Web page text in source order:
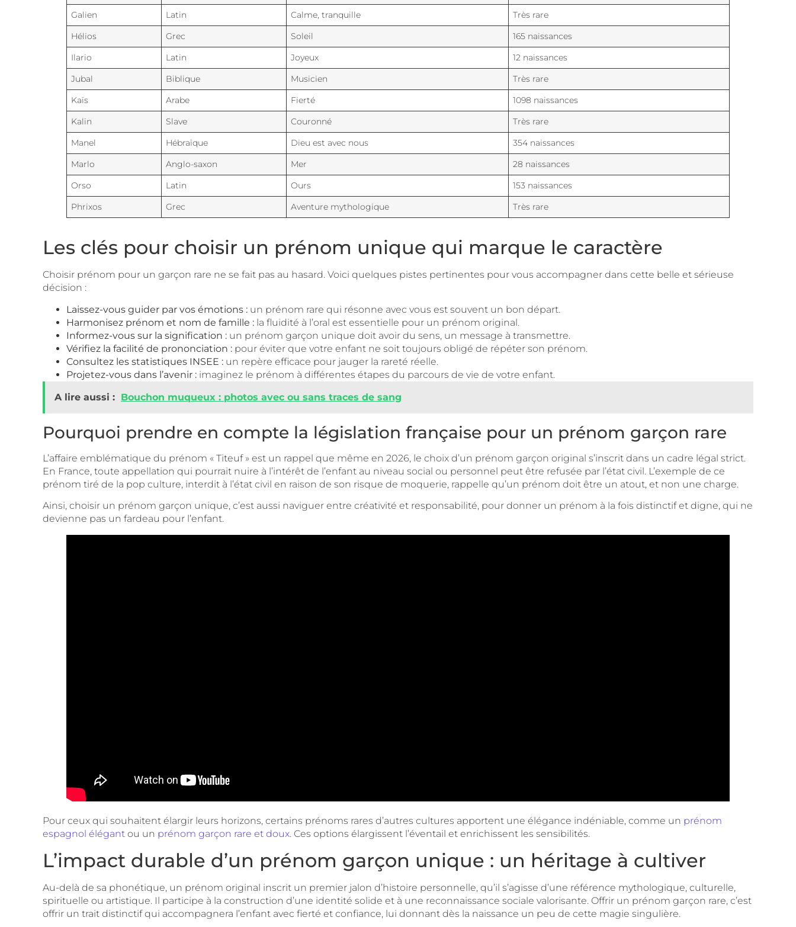
Galien
Latin Calme, tranquille
Très rare
Hélios
Grec Soleil
165 naissances
Ilario
Latin Joyeux
12 naissances
Jubal
Biblique Musicien
Très rare
Kaïs
Arabe Fierté
1098 naissances
Kalin
Slave Couronné
Très rare
Manel
Hébraïque Dieu est avec nous
354 naissances
Marlo
Anglo-saxon Mer
28 naissances
Orso
Latin Ours
153 naissances
Phrixos
Grec Aventure mythologique Très rare
Les clés pour choisir un prénom unique qui marque le caractère
Choisir prénom pour un garçon rare ne se fait pas au hasard. Voici quelques pistes pertinentes pour vous accompagner dans cette belle et sérieuse
décision :
Laissez-vous guider par vos émotions : un prénom rare qui résonne avec vous est souvent un bon départ.
Harmonisez prénom et nom de famille : la fluidité à l’oral est essentielle pour un prénom original.
Informez-vous sur la signification : un prénom garçon unique doit avoir du sens, un message à transmettre.
Vérifiez la facilité de prononciation : pour éviter que votre enfant ne soit toujours obligé de répéter son prénom.
Consultez les statistiques INSEE : un repère efficace pour jauger la rareté réelle.
Projetez-vous dans l’avenir : imaginez le prénom à différentes étapes du parcours de vie de votre enfant.
A lire aussi : Bouchon muqueux : photos avec ou sans traces de sang
Pourquoi prendre en compte la législation française pour un prénom garçon rare
L’affaire emblématique du prénom « Titeuf » est un rappel que même en 2026, le choix d’un prénom garçon original s’inscrit dans un cadre légal strict.
En France, toute appellation qui pourrait nuire à l’intérêt de l’enfant au niveau social ou personnel peut être refusée par l’état civil. L’exemple de ce
prénom tiré de la pop culture, interdit à l’état civil en raison de son risque de moquerie, rappelle qu’un prénom doit être un atout, et non une charge.
Ainsi, choisir un prénom garçon unique, c’est aussi naviguer entre créativité et responsabilité, pour donner un prénom à la fois distinctif et digne, qui ne
devienne pas un fardeau pour l’enfant.
Pour ceux qui souhaitent élargir leurs horizons, certains prénoms rares d’autres cultures apportent une élégance indéniable, comme un prénom
espagnol élégant ou un prénom garçon rare et doux. Ces options élargissent l’éventail et enrichissent les sensibilités.
L’impact durable d’un prénom garçon unique : un héritage à cultiver
Au-delà de sa phonétique, un prénom original inscrit un premier jalon d’histoire personnelle, qu’il s’agisse d’une référence mythologique, culturelle,
spirituelle ou artistique. Il participe à la construction d’une identité solide et à une reconnaissance sociale valorisante. Offrir un prénom garçon rare, c’est
offrir un trait distinctif qui accompagnera l’enfant avec fierté et confiance, lui donnant dès la naissance un peu de cette magie singulière.